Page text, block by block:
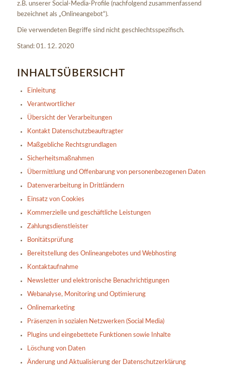
z.B. unserer Social-Media-Profile (nachfolgend zusammenfassend
bezeichnet als „Onlineangebot“).
Die verwendeten Begriffe sind nicht geschlechtsspezifisch.
Stand: 01. 12. 2020
INHALTSÜBERSICHT
Einleitung
Verantwortlicher
Übersicht der Verarbeitungen
Kontakt Datenschutzbeauftragter
Maßgebliche Rechtsgrundlagen
Sicherheitsmaßnahmen
Übermittlung und Offenbarung von personenbezogenen Daten
Datenverarbeitung in Drittländern
Einsatz von Cookies
Kommerzielle und geschäftliche Leistungen
Zahlungsdienstleister
Bonitätsprüfung
Bereitstellung des Onlineangebotes und Webhosting
Kontaktaufnahme
Newsletter und elektronische Benachrichtigungen
Webanalyse, Monitoring und Optimierung
Onlinemarketing
Präsenzen in sozialen Netzwerken (Social Media)
Plugins und eingebettete Funktionen sowie Inhalte
Löschung von Daten
Änderung und Aktualisierung der Datenschutzerklärung